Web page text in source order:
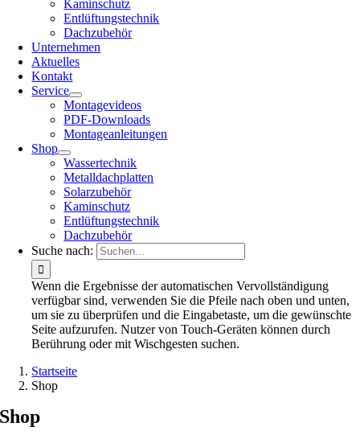
Kaminschutz
Entlüftungstechnik
Dachzubehör
Unternehmen
Aktuelles
Kontakt
Service
Montagevideos
PDF-Downloads
Montageanleitungen
Shop
Wassertechnik
Metalldachplatten
Solarzubehör
Kaminschutz
Entlüftungstechnik
Dachzubehör
Suche nach:
Wenn die Ergebnisse der automatischen Vervollständigung
verfügbar sind, verwenden Sie die Pfeile nach oben und unten,
um sie zu überprüfen und die Eingabetaste, um die gewünschte
Seite aufzurufen. Nutzer von Touch-Geräten können durch
Berührung oder mit Wischgesten suchen.
Startseite
Shop
Shop